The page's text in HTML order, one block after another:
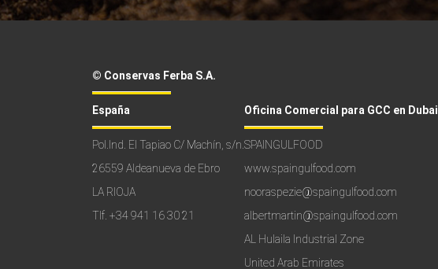
© Conservas Ferba S.A.
España
Pol.Ind. El Tapiao C/ Machín, s/n.
26559 Aldeanueva de Ebro
LA RIOJA
Tlf. +34 941 16 30 21
Oficina Comercial para GCC en Dubai
SPAINGULFOOD
www.spaingulfood.com
nooraspezie@spaingulfood.com
albertmartin@spaingulfood.com
AL Hulaila Industrial Zone
United Arab Emirates